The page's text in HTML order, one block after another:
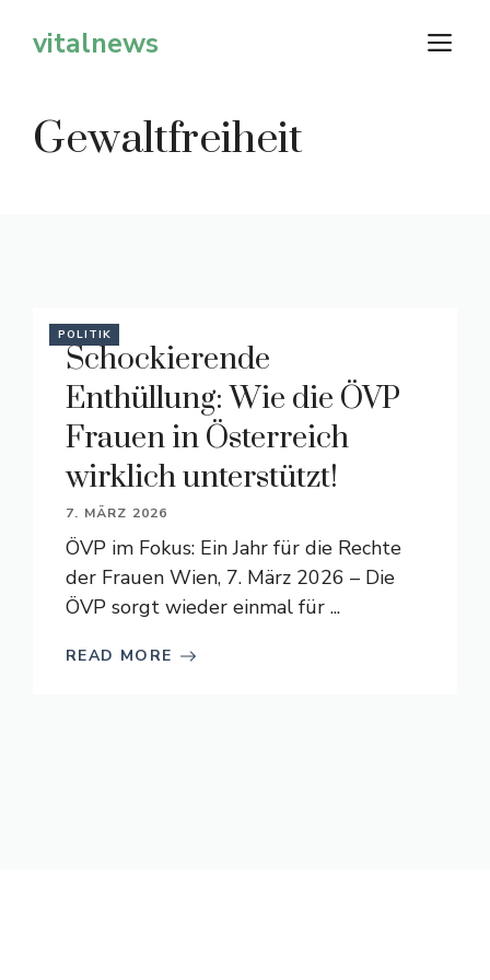
Inhaltvitalnews
Gewaltfreiheit
POLITIK
Schockierende
Enthüllung: Wie die ÖVP
Frauen in Österreich
wirklich unterstützt!
7. MÄRZ 2026
ÖVP im Fokus: Ein Jahr für die Rechte
der Frauen Wien, 7. März 2026 – Die
ÖVP sorgt wieder einmal für ...
READ MORE